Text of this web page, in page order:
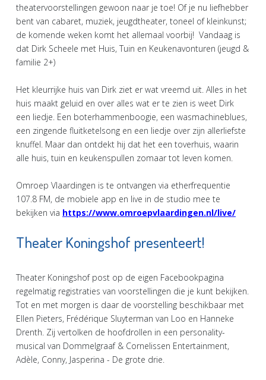
theatervoorstellingen gewoon naar je toe! Of je nu liefhebber
bent van cabaret, muziek, jeugdtheater, toneel of kleinkunst;
de komende weken komt het allemaal voorbij! Vandaag is
dat Dirk Scheele met Huis, Tuin en Keukenavonturen (jeugd &
familie 2+)
Het kleurrijke huis van Dirk ziet er wat vreemd uit. Alles in het
huis maakt geluid en over alles wat er te zien is weet Dirk
een liedje. Een boterhammenboogie, een wasmachineblues,
een zingende fluitketelsong en een liedje over zijn allerliefste
knuffel. Maar dan ontdekt hij dat het een toverhuis, waarin
alle huis, tuin en keukenspullen zomaar tot leven komen.
Omroep Vlaardingen is te ontvangen via etherfrequentie
107.8 FM, de mobiele app en live in de studio mee te
bekijken via https://www.omroepvlaardingen.nl/live/
Theater Koningshof presenteert!
Theater Koningshof post op de eigen Facebookpagina
regelmatig registraties van voorstellingen die je kunt bekijken.
Tot en met morgen is daar de voorstelling beschikbaar met
Ellen Pieters, Frédérique Sluyterman van Loo en Hanneke
Drenth. Zij vertolken de hoofdrollen in een personality-
musical van Dommelgraaf & Cornelissen Entertainment,
Adèle, Conny, Jasperina - De grote drie.